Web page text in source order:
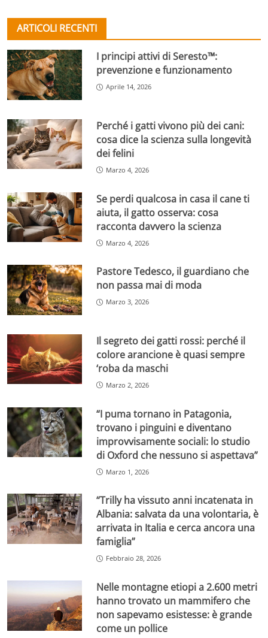
ARTICOLI RECENTI
I principi attivi di Seresto™:
prevenzione e funzionamento
Aprile 14, 2026
Perché i gatti vivono più dei cani:
cosa dice la scienza sulla longevità
dei felini
Marzo 4, 2026
Se perdi qualcosa in casa il cane ti
aiuta, il gatto osserva: cosa
racconta davvero la scienza
Marzo 4, 2026
Pastore Tedesco, il guardiano che
non passa mai di moda
Marzo 3, 2026
Il segreto dei gatti rossi: perché il
colore arancione è quasi sempre
‘roba da maschi
Marzo 2, 2026
“I puma tornano in Patagonia,
trovano i pinguini e diventano
improvvisamente sociali: lo studio
di Oxford che nessuno si aspettava”
Marzo 1, 2026
“Trilly ha vissuto anni incatenata in
Albania: salvata da una volontaria, è
arrivata in Italia e cerca ancora una
famiglia”
Febbraio 28, 2026
Nelle montagne etiopi a 2.600 metri
hanno trovato un mammifero che
non sapevamo esistesse: è grande
come un pollice